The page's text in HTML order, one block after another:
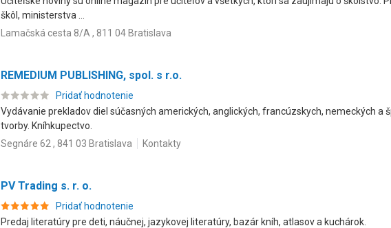
škôl, ministerstva ...
Lamačská cesta 8/A , 811 04 Bratislava
REMEDIUM PUBLISHING, spol. s r.o.
Pridať hodnotenie
Vydávanie prekladov diel súčasných amerických, anglických, francúzskych, nemeckých a
tvorby. Kníhkupectvo.
Segnáre 62 , 841 03 Bratislava
Kontakty
PV Trading s. r. o.
Pridať hodnotenie
Predaj literatúry pre deti, náučnej, jazykovej literatúry, bazár kníh, atlasov a kuchárok.